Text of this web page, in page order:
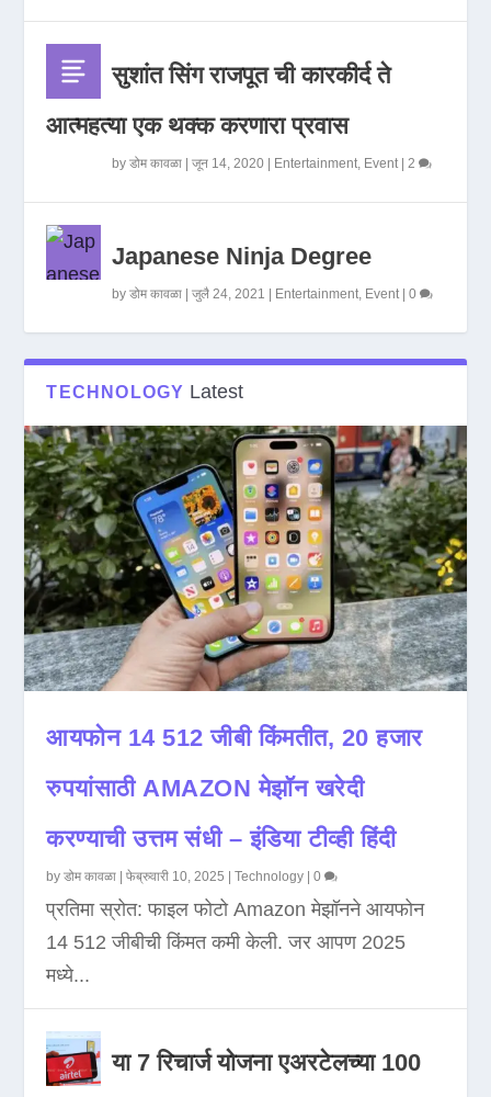
सुशांत सिंग राजपूत ची कारकीर्द ते
आत्महत्या एक थक्क करणारा प्रवास
byडोम कावळा |जून 14, 2020 Entertainment, Event|2
Japanese Ninja Degree
byडोम कावळा |जुलै 24, 2021 Entertainment, Event|0
TECHNOLOGY Latest
आयफोन 14 512 जीबी किंमतीत, 20 हजार
रुपयांसाठी AMAZON मेझॉन खरेदी
करण्याची उत्तम संधी – इंडिया टीव्ही हिंदी
byडोम कावळा |फेब्रुवारी 10, 2025 |Technology |0
प्रतिमा स्रोत: फाइल फोटो Amazon मेझॉनने आयफोन
14 512 जीबीची किंमत कमी केली. जर आपण 2025
मध्ये...
या 7 रिचार्ज योजना एअरटेलच्या 100